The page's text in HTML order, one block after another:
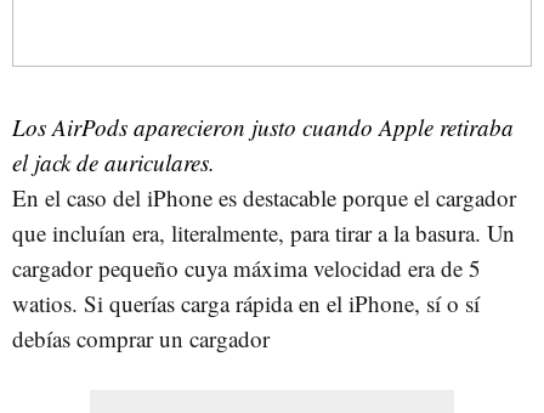
Los AirPods aparecieron justo cuando Apple retiraba
el jack de auriculares.
En el caso del iPhone es destacable porque el cargador
que incluían era, literalmente, para tirar a la basura. Un
cargador pequeño cuya máxima velocidad era de 5
watios. Si querías carga rápida en el iPhone, sí o sí
debías comprar un cargador